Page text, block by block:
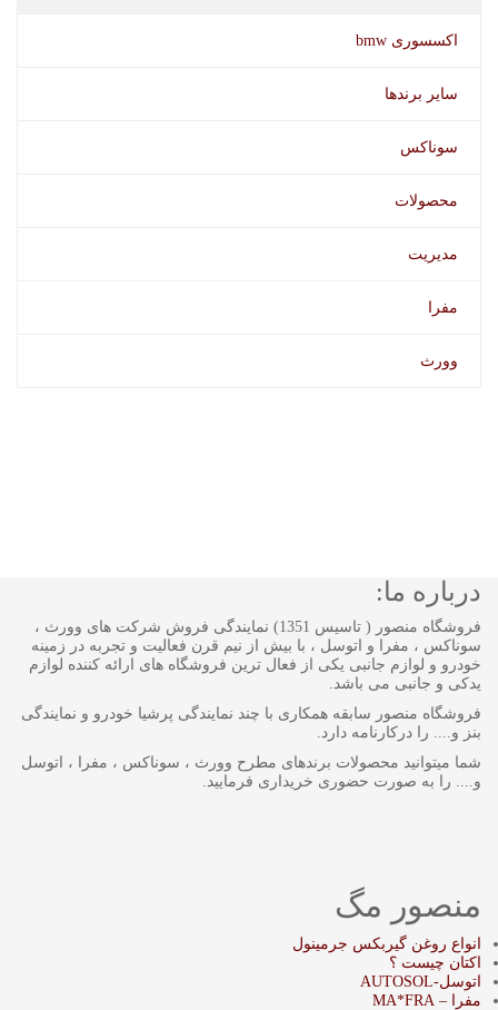
اکسسوری bmw
سایر برندها
سوناکس
محصولات
مدیریت
مفرا
وورث
درباره ما:
فروشگاه منصور ( تاسیس 1351) نمایندگی فروش شرکت های وورث ،
سوناکس ، مفرا و اتوسل ، با بیش از نیم قرن فعالیت و تجربه در زمینه
خودرو و لوازم جانبی یکی از فعال ترین فروشگاه های ارائه کننده لوازم
یدکی و جانبی می باشد.
فروشگاه منصور سابقه همکاری با چند نمایندگی پرشیا خودرو و نمایندگی
بنز و.... را درکارنامه دارد.
شما میتوانید محصولات برندهای مطرح وورث ، سوناکس ، مفرا ، اتوسل
و.... را به صورت حضوری خریداری فرمایید.
منصور مگ
انواع روغن گیربکس جرمینول
اکتان چیست ؟
اتوسل-AUTOSOL
مفرا – MA*FRA